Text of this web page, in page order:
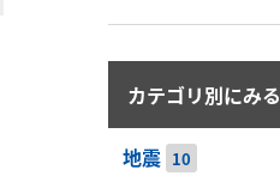
カテゴリ別にみる
地震 10